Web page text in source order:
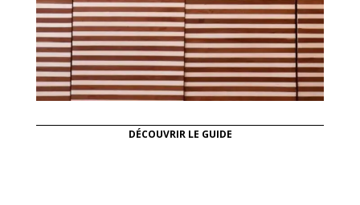
DÉCOUVRIR LE GUIDE